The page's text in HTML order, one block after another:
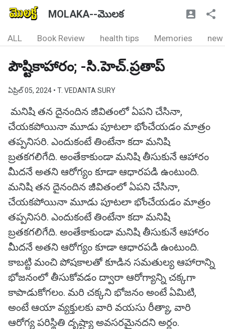
MOLAKA--మొలక
ALL Book Review health tips Memories new
పౌష్టికాహారం; -సి.హెచ్.ప్రతాప్
ఏప్రిల్ 05, 2024 • T. VEDANTA SURY
మనిషి తన దైనందిన జీవితంలో ఏపని చేసినా,
చేయకపోయినా మూడు పూటలా భోంచేయడం మాత్రం
తప్పనిసరి. ఎందుకంటే తింటేనా కదా మనిషి
బ్రతకగలిగేది. అంతేకాకుండా మనిషి తీసుకునే ఆహారం
మీదనే అతని ఆరోగ్యం కూడా ఆధారపడి ఉంటుంది.
మనిషి తన దైనందిన జీవితంలో ఏపని చేసినా,
చేయకపోయినా మూడు పూటలా భోంచేయడం మాత్రం
తప్పనిసరి. ఎందుకంటే తింటేనా కదా మనిషి
బ్రతకగలిగేది. అంతేకాకుండా మనిషి తీసుకునే ఆహారం
మీదనే అతని ఆరోగ్యం కూడా ఆధారపడి ఉంటుంది.
కాబట్టి మంచి పోషకాలతో కూడిన సమతుల్య ఆహారాన్ని
భోజనంలో తీసుకోవడం ద్వారా ఆరోగ్యాన్ని చక్కగా
కాపాడుకోగలం. మరి చక్కని భోజనం అంటే ఏమిటి,
అంటే ఆయా వ్యక్తులకు వారి వయసు రీత్యా, వారి
ఆరోగ్య పరిస్థితి దృష్ట్యా అవసరమైనదని అర్ధం.